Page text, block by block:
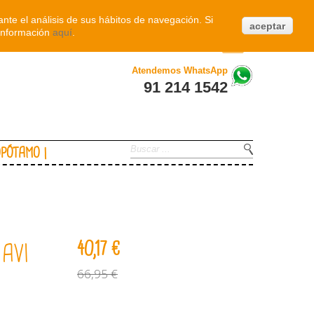
Atendemos WhatsApp
91 214 1542
40,17 €
66,95 €
el análisis de sus hábitos de navegación. Si
aquí
aceptar